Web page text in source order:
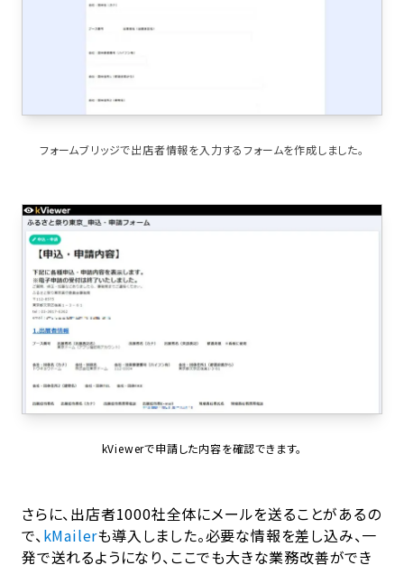
フォームブリッジで出店者情報を入力するフォームを作成しました。
kViewerで申請した内容を確認できます。
さらに、出店者1000社全体にメールを送ることがあるの
で、kMailerも導入しました。必要な情報を差し込み、一
発で送れるようになり、ここでも大きな業務改善ができ